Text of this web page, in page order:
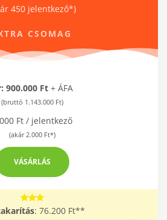
450 jelentkező*)
CSOMAG
900.000 Ft+ ÁFA
(bruttó 1.143.000 Ft)
Ft / jelentkező
(akár 2.000 Ft*)
VÁSÁRLÁS
: 76.200 Ft**